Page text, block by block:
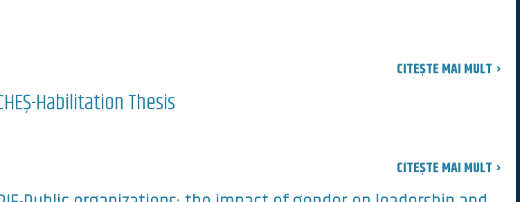
CITEȘTE MAI MULT ›
Habilitation Thesis
CITEȘTE MAI MULT ›